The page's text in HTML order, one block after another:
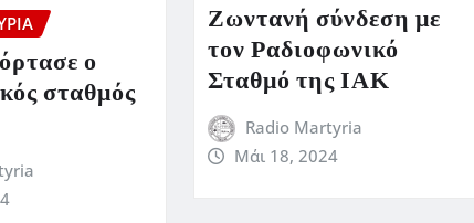
ο
σταθμός
Ζωντανή σύνδεση με
τον Ραδιοφωνικό
Σταθμό της ΙΑΚ
Radio Martyria
Μάι 18, 2024